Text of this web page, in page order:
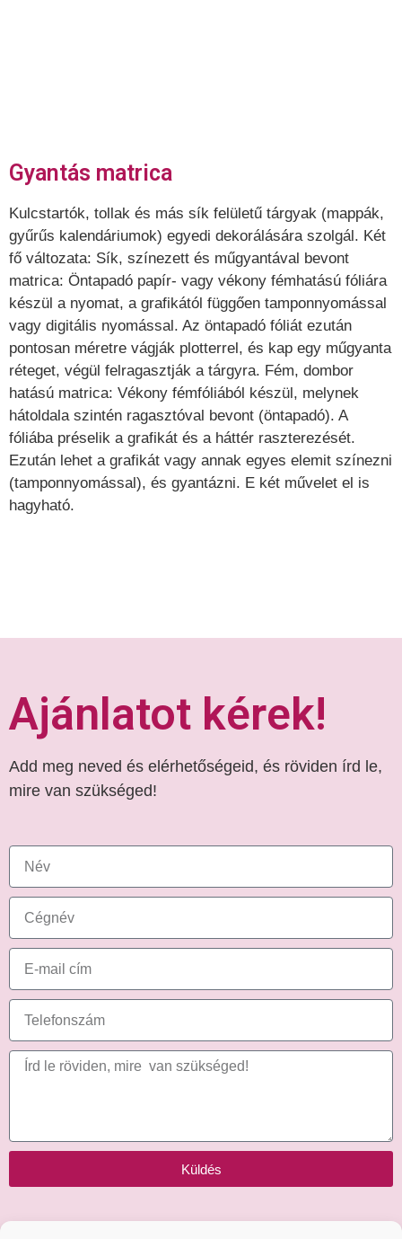
Gyantás matrica
Kulcstartók, tollak és más sík felületű tárgyak (mappák,
gyűrűs kalendáriumok) egyedi dekorálására szolgál. Két
fő változata: Sík, színezett és műgyantával bevont
matrica: Öntapadó papír- vagy vékony fémhatású fóliára
készül a nyomat, a grafikától függően tamponnyomással
vagy digitális nyomással. Az öntapadó fóliát ezután
pontosan méretre vágják plotterrel, és kap egy műgyanta
réteget, végül felragasztják a tárgyra. Fém, dombor
hatású matrica: Vékony fémfóliából készül, melynek
hátoldala szintén ragasztóval bevont (öntapadó). A
fóliába préselik a grafikát és a háttér raszterezését.
Ezután lehet a grafikát vagy annak egyes elemit színezni
(tamponnyomással), és gyantázni. E két művelet el is
hagyható.
Ajánlatot kérek!
Add meg neved és elérhetőségeid, és röviden írd le,
mire van szükséged!
Küldés